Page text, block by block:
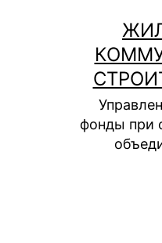
содержимому
фонды при